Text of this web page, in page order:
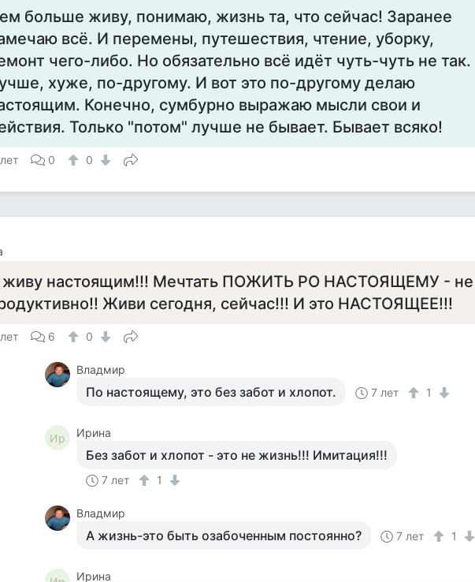
больше живу, понимаю, жизнь та, что сейчас! Заранее
всё. И перемены, путешествия, чтение, уборку,
чего-либо. Но обязательно всё идёт чуть-чуть не так.
хуже, по-другому. И вот это по-другому делаю
Конечно, сумбурно выражаю мысли свои и
Только "потом" лучше не бывает. Бывает всяко!
0 0
настоящим!!! Мечтать ПОЖИТЬ РО НАСТОЯЩЕМУ - не
Живи сегодня, сейчас!!! И это НАСТОЯЩЕЕ!!!
6 0
Владмир
По настоящему, это без забот и хлопот. 7 лет 1
Ир Ирина
Без забот и хлопот - это не жизнь!!! Имитация!!!
7 лет 1
Владмир
А жизнь-это быть озабоченным постоянно? 7 лет 1
Ирина